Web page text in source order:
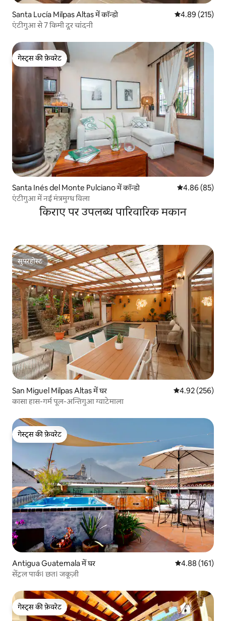
Santa Lucía Milpas Altas में कॉन्डो औसत रेटिंग 5 में से
4.89 (215)
एंटीगुआ से 7 किमी दूर चांदनी
गेस्ट्स की फ़ेवरेट
गेस्ट्स की फ़ेवरेट
Santa Inés del Monte Pulciano में कॉन्डो औसत रेटिंग 5 में
4.86 (85)
एंटीगुआ में नई मंत्रमुग्ध विला
किराए पर उपलब्ध पारिवारिक मकान
सुपरहोस्ट
सुपरहोस्ट
San Miguel Milpas Altas में घर औसत रेटिंग 5 में से
4.92 (256)
कासा हास-गर्म पूल-अन्तिगुआ ग्वाटेमाला
गेस्ट्स की फ़ेवरेट
गेस्ट्स की फ़ेवरेट
Antigua Guatemala में घर औसत रेटिंग 5 में से
4.88 (161)
सेंट्रल पार्क। छत। जकूज़ी
गेस्ट्स की फ़ेवरेट
गेस्ट्स की फ़ेवरेट